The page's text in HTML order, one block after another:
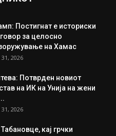
Постигнат е историски
за целосно
на Хамас
31, 2026
Потврден новиот
на ИК на Унија на жени
31, 2026
кај грчки